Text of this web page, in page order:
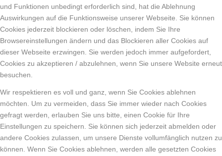
und Funktionen unbedingt erforderlich sind, hat die Ablehnung
Auswirkungen auf die Funktionsweise unserer Webseite. Sie können
Cookies jederzeit blockieren oder löschen, indem Sie Ihre
Browsereinstellungen ändern und das Blockieren aller Cookies auf
dieser Webseite erzwingen. Sie werden jedoch immer aufgefordert,
Cookies zu akzeptieren / abzulehnen, wenn Sie unsere Website erneut
besuchen.
Wir respektieren es voll und ganz, wenn Sie Cookies ablehnen
möchten. Um zu vermeiden, dass Sie immer wieder nach Cookies
gefragt werden, erlauben Sie uns bitte, einen Cookie für Ihre
Einstellungen zu speichern. Sie können sich jederzeit abmelden oder
andere Cookies zulassen, um unsere Dienste vollumfänglich nutzen zu
können. Wenn Sie Cookies ablehnen, werden alle gesetzten Cookies